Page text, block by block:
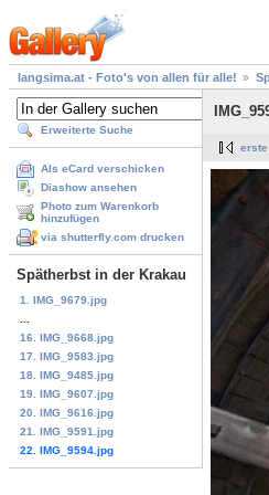
langsima.at - Foto's von allen für alle!
Erweiterte Suche
Als eCard verschicken
Diashow ansehen
Photo zum Warenkorb
hinzufügen
via shutterfly.com drucken
Spätherbst in der Krakau
1. IMG_9679.jpg
16. IMG_9668.jpg
17. IMG_9583.jpg
18. IMG_9485.jpg
19. IMG_9607.jpg
20. IMG_9616.jpg
21. IMG_9591.jpg
22. IMG_9594.jpg
erste